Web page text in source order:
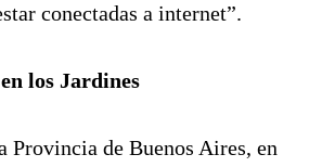
conectadas a internet”.
los Jardines
Provincia de Buenos Aires, en